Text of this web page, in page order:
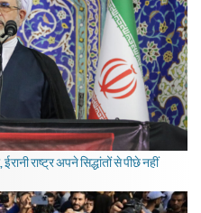
राष्ट्र अपने सिद्धांतों से पीछे नहीं